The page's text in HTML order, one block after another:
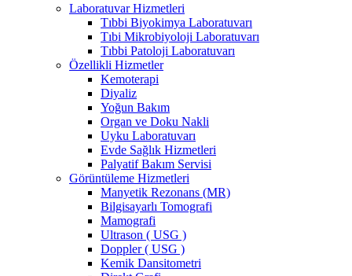
Laboratuvar Hizmetleri
Tıbbi Biyokimya Laboratuvarı
Tıbi Mikrobiyoloji Laboratuvarı
Tıbbi Patoloji Laboratuvarı
Özellikli Hizmetler
Kemoterapi
Diyaliz
Yoğun Bakım
Organ ve Doku Nakli
Uyku Laboratuvarı
Evde Sağlık Hizmetleri
Palyatif Bakım Servisi
Görüntüleme Hizmetleri
Manyetik Rezonans (MR)
Bilgisayarlı Tomografi
Mamografi
Ultrason ( USG )
Doppler ( USG )
Kemik Dansitometri